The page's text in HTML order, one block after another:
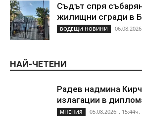
Съдът спря
жилищни сгради в
ВОДЕЩИ НОВИНИ
НАЙ-ЧЕТЕНИ
Радев надмина
излагации в
МНЕНИЯ 05.08.2026г. 15:44ч.